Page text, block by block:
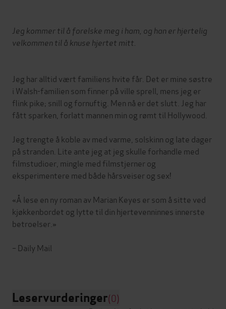
Jeg kommer til å forelske meg i ham, og han er hjertelig
velkommen til å knuse hjertet mitt.
Jeg har alltid vært familiens hvite får. Det er mine søstre
i Walsh-familien som finner på ville sprell, mens jeg er
flink pike; snill og fornuftig. Men nå er det slutt. Jeg har
fått sparken, forlatt mannen min og rømt til Hollywood.
Jeg trengte å koble av med varme, solskinn og late dager
på stranden. Lite ante jeg at jeg skulle forhandle med
filmstudioer, mingle med filmstjerner og
eksperimentere med både hårsveiser og sex!
«Å lese en ny roman av Marian Keyes er som å sitte ved
kjøkkenbordet og lytte til din hjertevenninnes innerste
betroelser.»
– Daily Mail
Leservurderinger(0)